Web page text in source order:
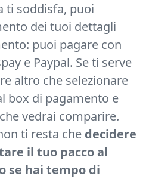
ti soddisfa, puoi
dei tuoi dettagli
puoi pagare con
e Paypal. Se ti serve
altro che selezionare
box di pagamento e
vedrai comparire.
ti resta che decidere
il tuo pacco al
se hai tempo di